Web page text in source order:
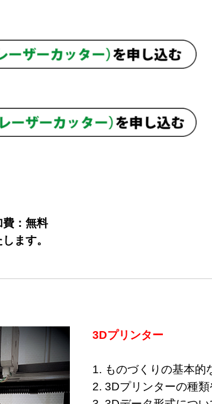
：無料
ます。
3Dプリンター
1. ものづくりの基本的
2. 3Dプリンターの種